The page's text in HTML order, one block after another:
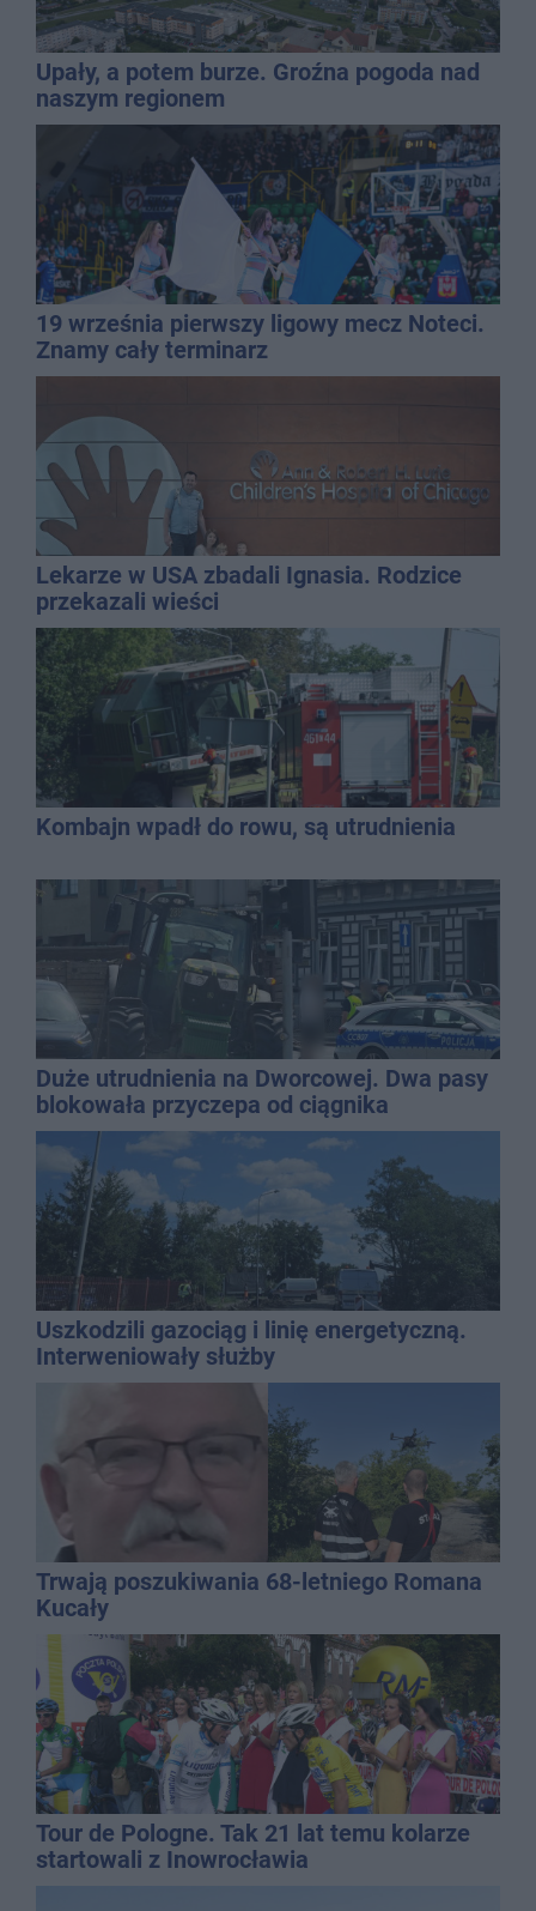
Upały, a potem burze. Groźna pogoda nad
naszym regionem
19 września pierwszy ligowy mecz Noteci.
Znamy cały terminarz
Lekarze w USA zbadali Ignasia. Rodzice
przekazali wieści
Kombajn wpadł do rowu, są utrudnienia
Duże utrudnienia na Dworcowej. Dwa pasy
blokowała przyczepa od ciągnika
Uszkodzili gazociąg i linię energetyczną.
Interweniowały służby
Trwają poszukiwania 68-letniego Romana
Kucały
Tour de Pologne. Tak 21 lat temu kolarze
startowali z Inowrocławia